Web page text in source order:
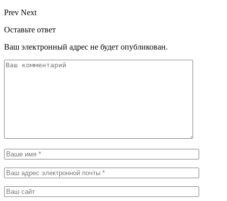
Prev Next
Оставьте ответ
Ваш электронный адрес не будет опубликован.